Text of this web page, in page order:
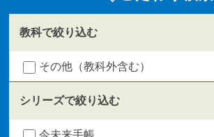
教科で絞り込む
その他（教科外含む）
シリーズで絞り込む
今未来手帳